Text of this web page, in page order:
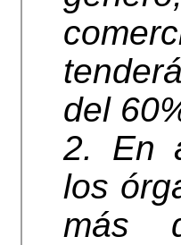
del
2. En
los
más